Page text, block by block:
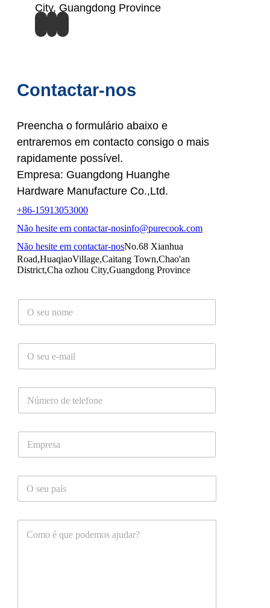
City, Guangdong Province
Contactar-nos
Preencha o formulário abaixo e
entraremos em contacto consigo o mais
rapidamente possível.
Empresa: Guangdong Huanghe
Hardware Manufacture Co.,Ltd.
+86-15913053000
Não hesite em contactar-nosinfo@purecook.com
Não hesite em contactar-nosNo.68 Xianhua
Road,HuaqiaoVillage,Caitang Town,Chao'an
District,Cha ozhou City,Guangdong Province